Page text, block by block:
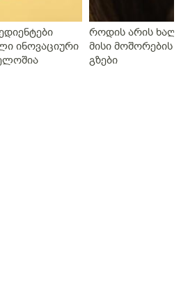
ინოვაციური
როდის არის
მისი მოშორების
გზები